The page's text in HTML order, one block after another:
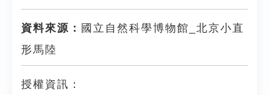
資料來源： 國立自然科學博物館_北京小直
形馬陸
授權資訊：